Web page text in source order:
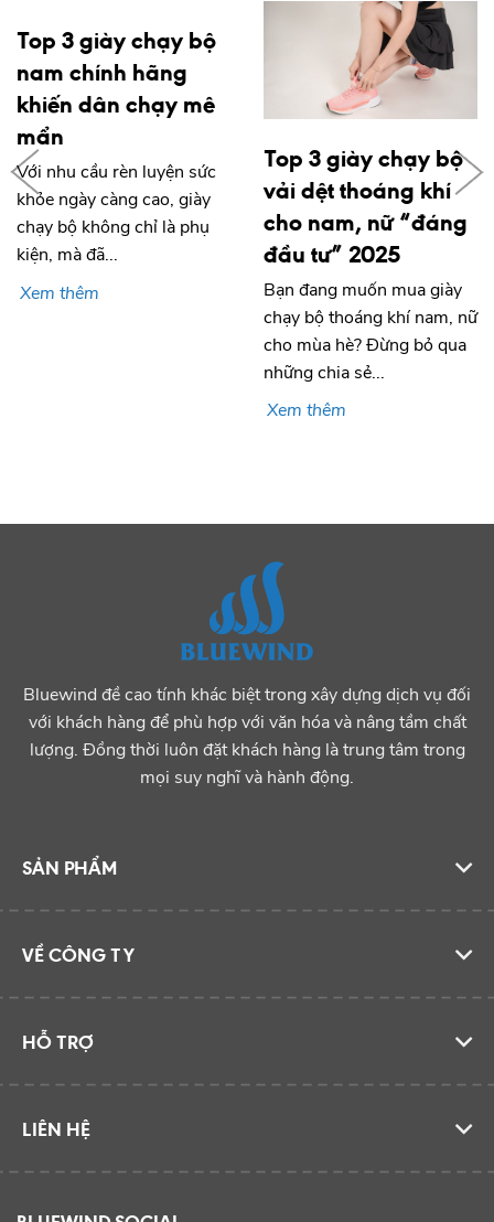
Top 3 giày chạy bộ
nam chính hãng
khiến dân chạy mê
mẩn
Với nhu cầu rèn luyện sức
khỏe ngày càng cao, giày
chạy bộ không chỉ là phụ
kiện, mà đã...
Xem thêm
Top 3 giày chạy bộ
vải dệt thoáng khí
cho nam, nữ “đáng
đầu tư” 2025
Bạn đang muốn mua giày
chạy bộ thoáng khí nam, nữ
cho mùa hè? Đừng bỏ qua
những chia sẻ...
Xem thêm
Bluewind đề cao tính khác biệt trong xây dựng dịch vụ đối
với khách hàng để phù hợp với văn hóa và nâng tầm chất
lượng. Đồng thời luôn đặt khách hàng là trung tâm trong
mọi suy nghĩ và hành động.
SẢN PHẨM
VỀ CÔNG TY
HỖ TRỢ
LIÊN HỆ